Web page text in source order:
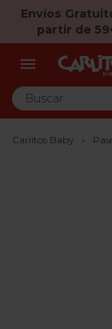
Envíos
partir de

Carlitos Baby